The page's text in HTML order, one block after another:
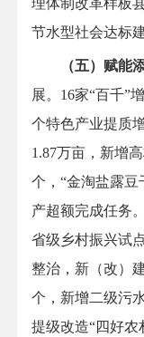
理体制改革样板
节水型社会达标
（五）赋能
展。16家“百千”
个特色产业提质
1.87万亩，新增
个，“金淘盐露豆
产超额完成任务
省级乡村振兴试
整治，新（改）
个，新增二级污
提级改造“四好农